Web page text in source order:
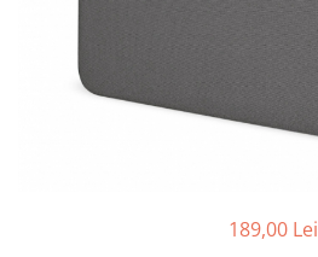
Sisteme Desktop & Monitoare
Microfoane & Casti Gaming189,00 Lei